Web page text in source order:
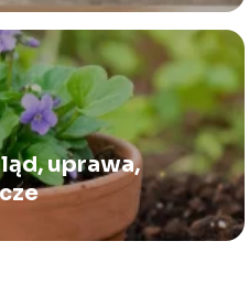
uprawa,